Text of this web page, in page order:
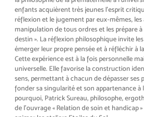
enfantsacquièrent très jeunes l’esprit
réflexion et le jugement par eux-mêmes,
manipulation de tous ordres et les prépare
destin ». La réflexion philosophique invite
émerger leur propre pensée et à réfléchir à la
Cette expérienceest à la fois personnelle
universelle. Elle favorise la construction
sens, permettant à chacun dedépasser ses
fonder sa singularité et son appartenance à
pourquoi, Patrick Sureau, philosophe,
de l’ouvrage « Relation de soin et handicap